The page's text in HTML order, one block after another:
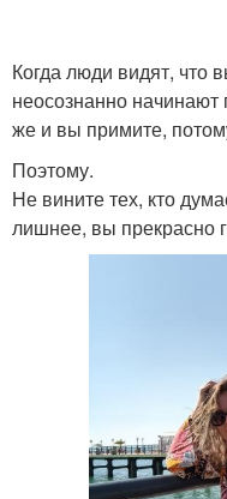
Когда люди видят, что
неосознанно начинают
же и вы примите,
Поэтому.
Не вините тех, кто
лишнее, вы прекрасно